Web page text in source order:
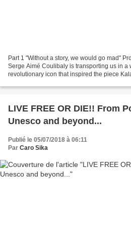
Part 1 "Without a story, we would go mad"
Serge Aimé Coulibaly is transporting us in a
revolutionary icon that inspired the piece
LIVE FREE OR DIE!! From
Unesco and beyond...
Publié le 05/07/2018 à 06:11
Par Caro Sika